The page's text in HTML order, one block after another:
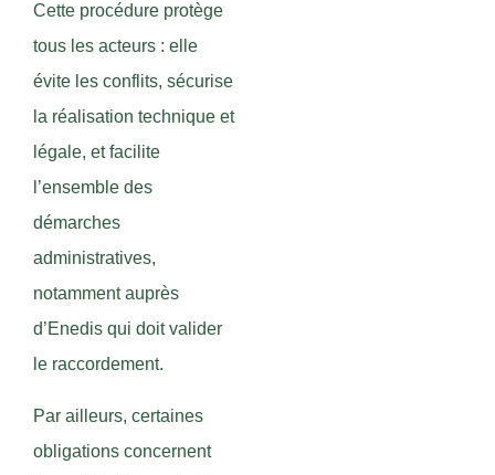
Cette procédure protège
tous les acteurs : elle
évite les conflits, sécurise
la réalisation technique et
légale, et facilite
l’ensemble des
démarches
administratives,
notamment auprès
d’Enedis qui doit valider
le raccordement.
Par ailleurs, certaines
obligations concernent